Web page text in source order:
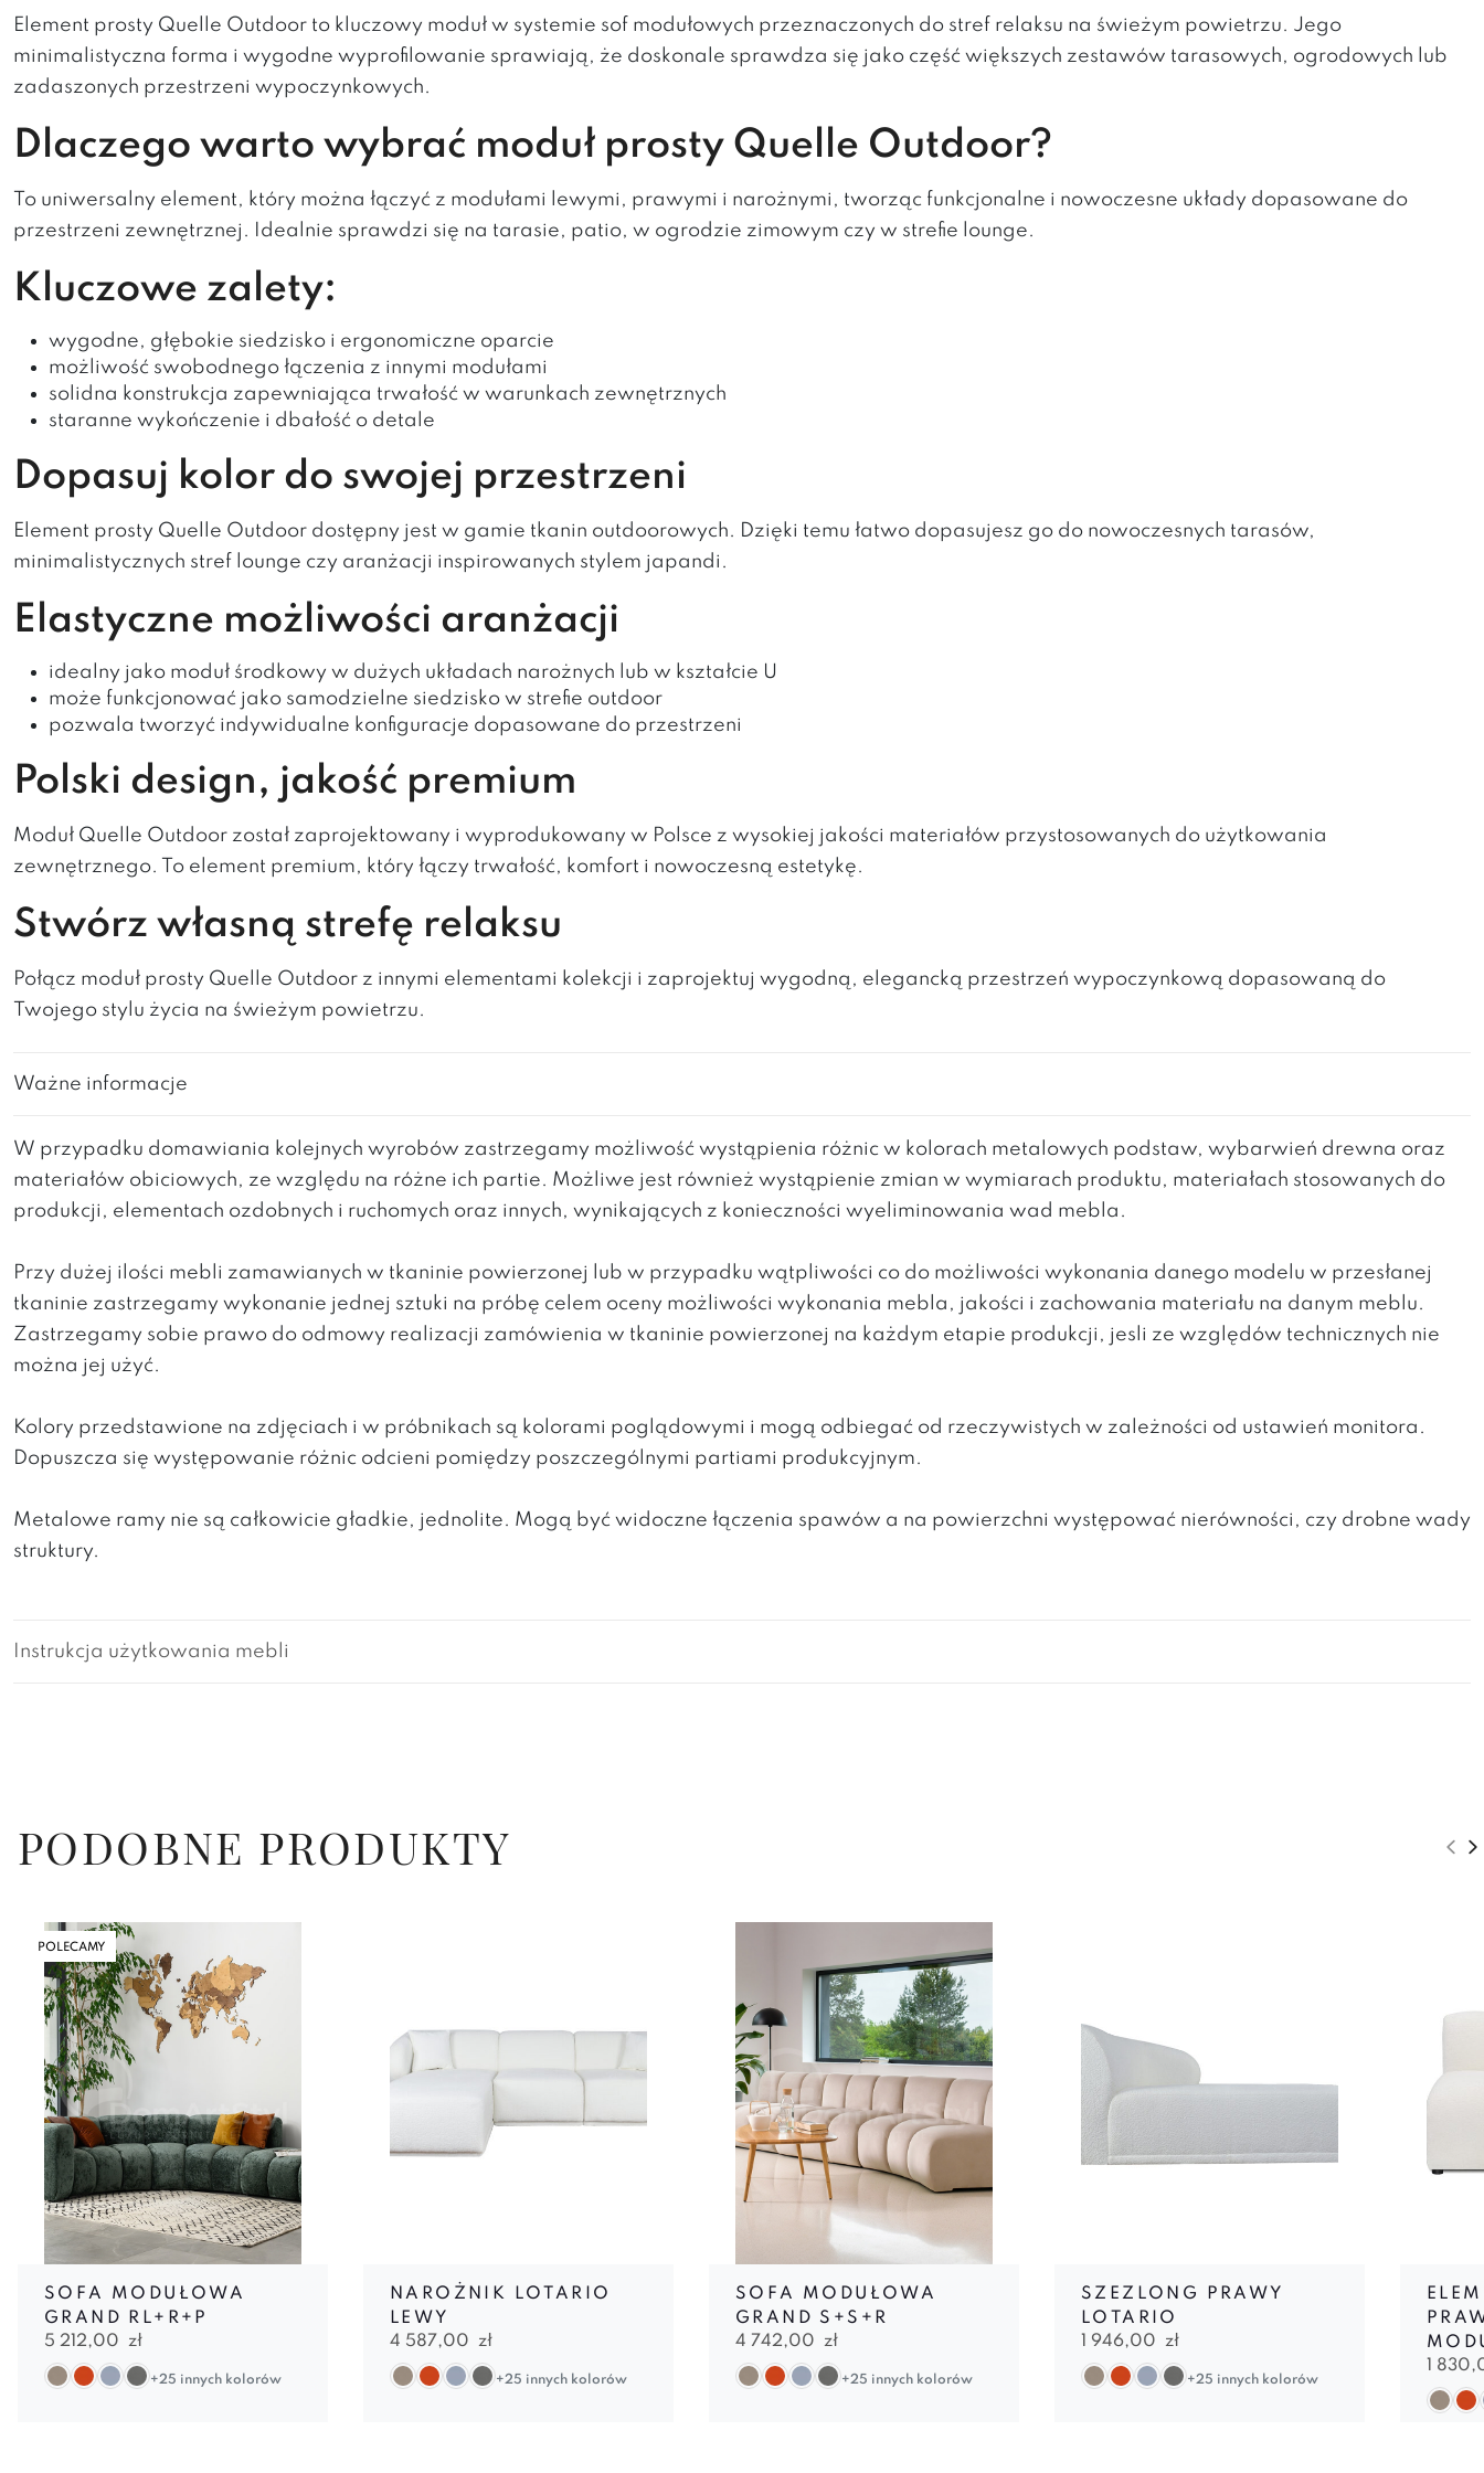
Element prosty Quelle Outdoor to kluczowy moduł w systemie sof modułowych przeznaczonych do stref relaksu na świeżym powietrzu. Jego
minimalistyczna forma i wygodne wyprofilowanie sprawiają, że doskonale sprawdza się jako część większych zestawów tarasowych, ogrodowych lub
zadaszonych przestrzeni wypoczynkowych.
Dlaczego warto wybrać moduł prosty Quelle Outdoor?
To uniwersalny element, który można łączyć z modułami lewymi, prawymi i narożnymi, tworząc funkcjonalne i nowoczesne układy dopasowane do
przestrzeni zewnętrznej. Idealnie sprawdzi się na tarasie, patio, w ogrodzie zimowym czy w strefie lounge.
Kluczowe zalety:
wygodne, głębokie siedzisko i ergonomiczne oparcie
możliwość swobodnego łączenia z innymi modułami
solidna konstrukcja zapewniająca trwałość w warunkach zewnętrznych
staranne wykończenie i dbałość o detale
Dopasuj kolor do swojej przestrzeni
Element prosty Quelle Outdoor dostępny jest w gamie tkanin outdoorowych. Dzięki temu łatwo dopasujesz go do nowoczesnych tarasów,
minimalistycznych stref lounge czy aranżacji inspirowanych stylem japandi.
Elastyczne możliwości aranżacji
idealny jako moduł środkowy w dużych układach narożnych lub w kształcie U
może funkcjonować jako samodzielne siedzisko w strefie outdoor
pozwala tworzyć indywidualne konfiguracje dopasowane do przestrzeni
Polski design, jakość premium
Moduł Quelle Outdoor został zaprojektowany i wyprodukowany w Polsce z wysokiej jakości materiałów przystosowanych do użytkowania
zewnętrznego. To element premium, który łączy trwałość, komfort i nowoczesną estetykę.
Stwórz własną strefę relaksu
Połącz moduł prosty Quelle Outdoor z innymi elementami kolekcji i zaprojektuj wygodną, elegancką przestrzeń wypoczynkową dopasowaną do
Twojego stylu życia na świeżym powietrzu.
Ważne informacje
W przypadku domawiania kolejnych wyrobów zastrzegamy możliwość wystąpienia różnic w kolorach metalowych podstaw, wybarwień drewna oraz
materiałów obiciowych, ze względu na różne ich partie. Możliwe jest również wystąpienie zmian w wymiarach produktu, materiałach stosowanych do
produkcji, elementach ozdobnych i ruchomych oraz innych, wynikających z konieczności wyeliminowania wad mebla.
Przy dużej ilości mebli zamawianych w tkaninie powierzonej lub w przypadku wątpliwości co do możliwości wykonania danego modelu w przesłanej
tkaninie zastrzegamy wykonanie jednej sztuki na próbę celem oceny możliwości wykonania mebla, jakości i zachowania materiału na danym meblu.
Zastrzegamy sobie prawo do odmowy realizacji zamówienia w tkaninie powierzonej na każdym etapie produkcji, jesli ze względów technicznych nie
można jej użyć.
Kolory przedstawione na zdjęciach i w próbnikach są kolorami poglądowymi i mogą odbiegać od rzeczywistych w zależności od ustawień monitora.
Dopuszcza się występowanie różnic odcieni pomiędzy poszczególnymi partiami produkcyjnym.
Metalowe ramy nie są całkowicie gładkie, jednolite. Mogą być widoczne łączenia spawów a na powierzchni występować nierówności, czy drobne wady
struktury.
Instrukcja użytkowania mebli
PODOBNE PRODUKTY
POLECAMY
SOFA MODUŁOWA
GRAND RL+R+P
5 212,00 zł
+25 innych kolorów
NAROŻNIK LOTARIO
LEWY
4 587,00 zł
+25 innych kolorów
SOFA MODUŁOWA
GRAND S+S+R
4 742,00 zł
+25 innych kolorów
SZEZLONG PRAWY
LOTARIO
1 946,00 zł
+25 innych kolorów
1